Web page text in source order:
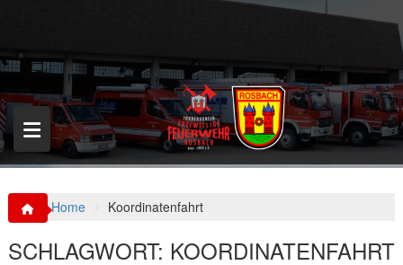
p
o
c
o
n
t
Home Koordinatenfahrt
SCHLAGWORT: KOORDINATENFAHRT